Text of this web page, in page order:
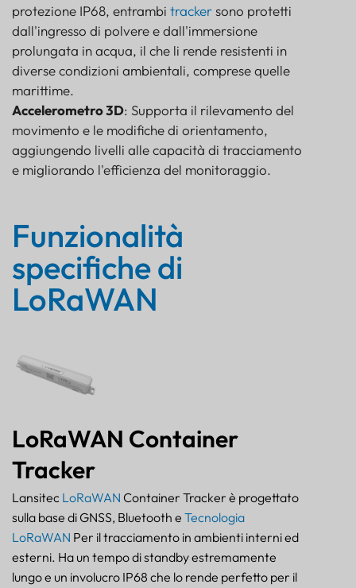
protezione IP68, entrambi trackersono protetti
dall'ingresso di polvere e dall'immersione
prolungata in acqua, il che li rende resistenti in
diverse condizioni ambientali, comprese quelle
marittime.
Accelerometro 3D: Supporta il rilevamento del
movimento e le modifiche di orientamento,
aggiungendo livelli alle capacità di tracciamento
e migliorando l'efficienza del monitoraggio.
Funzionalità
specifiche di
LoRaWAN
LoRaWAN Container
Tracker
Lansitec LoRaWAN Container Tracker è progettato
sulla base di GNSS, Bluetooth e Tecnologia
LoRaWAN Per il tracciamento in ambienti interni ed
esterni. Ha un tempo di standby estremamente
lungo e un involucro IP68 che lo rende perfetto per il